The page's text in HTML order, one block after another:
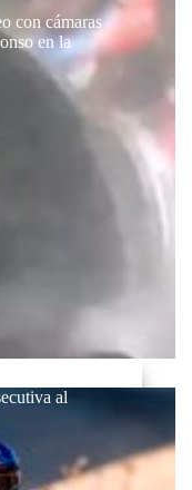
con cámaras
en la
al